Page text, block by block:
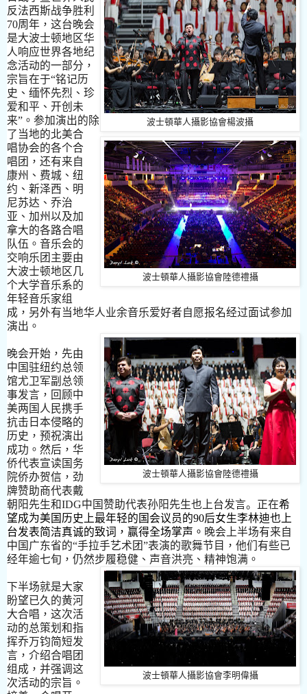
波士頓華人攝影協會楊波攝
波士頓華人攝影協會陸德禮攝
反法西斯战争胜利
70周年， 这台晚会
是大波士顿地区华
人响应世界各地纪
念活动的一部分，
宗旨在于“铭记历
史 、 缅怀先烈 、 珍
爱和平 、 开创 未
来” 。 参加演出的除
了 当地的北美合
唱协会的各个合
唱团， 还有来自
康州 、 费城 、 纽
约 、 新泽西 、 明
尼苏达 、 乔治
亚 、 加州以及加
拿大的各路合唱
队伍 。 音乐会的
交响乐 团主要由
大波士顿地区 几
个大学音乐系的
年轻音乐家组
成，另外有当地华人业余音乐爱好者自愿报名经过面试参加
演出 。
波士頓華人攝影協會陸德禮攝
晚会开始，先由
中国驻纽约总领
馆尤卫军副总领
事发言，回 顾中
美两国人民携手
抗击 日本侵略的
历史， 预祝演出
成功 。 然后，华
侨代表宣读 国务
院侨办贺信， 劲
牌赞助商代表戴
朝阳先生和IDG中国 赞助代表孙阳先生也上台发言。 正在希
望成为美国 历史上最年轻的国会议员的90后女生李林迪也上
台发表简洁真诚的致词 ， 赢得全场掌声 。 晚会上半场有来自
中国广东省的“手拉手艺术 团”表演的歌舞节 目，他们 有些已
经年逾七旬，仍然步履稳健 、 声音洪亮 、 精神饱满 。
波士頓華人攝影協會李明偉攝
下半场就是大家
盼望已久的黄河
大合唱， 这次活
动的总策划和指
挥乔万钧简短发
言，介绍合唱团
组 成，并强调这
次活动的宗旨 。